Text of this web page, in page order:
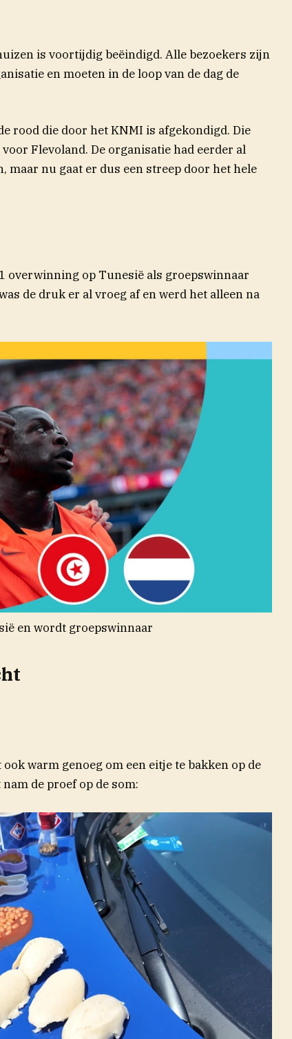
is voortijdig beëindigd. Alle bezoekers zijn
en moeten in de loop van de dag de
rood die door het KNMI is afgekondigd. Die
Flevoland. De organisatie had eerder al
maar nu gaat er dus een streep door het hele
overwinning op Tunesië als groepswinnaar
de druk er al vroeg af en werd het alleen na
en wordt groepswinnaar
warm genoeg om een eitje te bakken op de
de proef op de som: